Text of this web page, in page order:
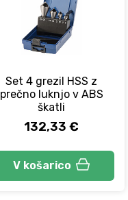
Set 4 grezil HSS z
prečno luknjo v ABS
škatli
132,33 €
V košarico